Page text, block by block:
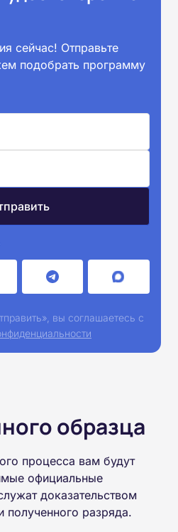
сейчас! Отправьте
подобрать программу
вы соглашаетесь с
образца
процесса вам будут
официальные
доказательством
полученного разряда.